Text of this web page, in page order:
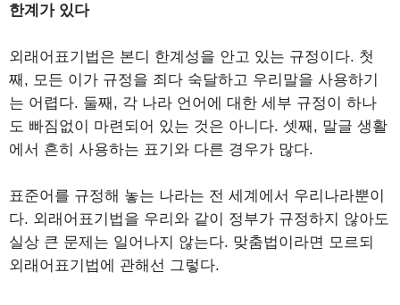
한계가 있다
외래어표기법은 본디 한계성을 안고 있는 규정이다. 첫
째, 모든 이가 규정을 죄다 숙달하고 우리말을 사용하기
는 어렵다. 둘째, 각 나라 언어에 대한 세부 규정이 하나
도 빠짐없이 마련되어 있는 것은 아니다. 셋째, 말글 생활
에서 흔히 사용하는 표기와 다른 경우가 많다.
표준어를 규정해 놓는 나라는 전 세계에서 우리나라뿐이
다. 외래어표기법을 우리와 같이 정부가 규정하지 않아도
실상 큰 문제는 일어나지 않는다. 맞춤법이라면 모르되
외래어표기법에 관해선 그렇다.